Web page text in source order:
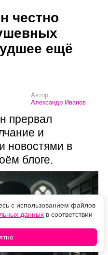
честно
ещё
Автор:
Александр Иванов
прервал
и
новостями в
блоге.
с использованием файлов
данных в соответствии